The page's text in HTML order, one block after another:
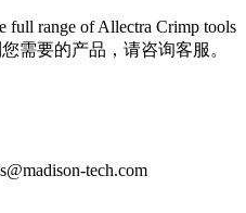
range of Allectra Crimp tools
需要的产品，请咨询客服。
tech.com